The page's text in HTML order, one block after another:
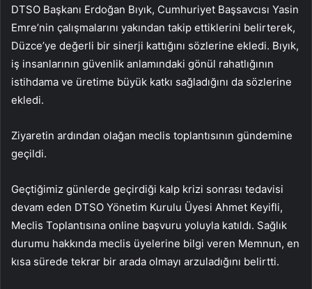
DTSO Başkanı Erdoğan Bıyık, Cumhuriyet Başsavcısı Yasin
Emre’nin çalışmalarını yakından takip ettiklerini belirterek,
Düzce’ye değerli bir sinerji kattığını sözlerine ekledi. Bıyık,
iş insanlarının güvenlik anlamındaki gönül rahatlığının
istihdama ve üretime büyük katkı sağladığını da sözlerine
ekledi.
Ziyaretin ardından olağan meclis toplantısının gündemine
geçildi.
Geçtiğimiz günlerde geçirdiği kalp krizi sonrası tedavisi
devam eden DTSO Yönetim Kurulu Üyesi Ahmet Keyifli,
Meclis Toplantısına online başvuru yoluyla katıldı. Sağlık
durumu hakkında meclis üyelerine bilgi veren Memnun, en
kısa sürede tekrar bir arada olmayı arzuladığını belirtti.